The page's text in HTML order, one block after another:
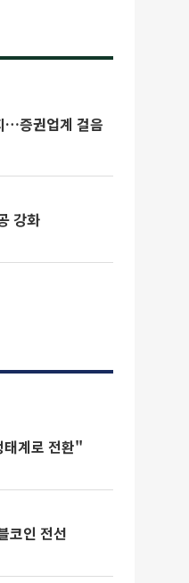
…증권업계 걸음
강화
태계로 전환"
코인 전선